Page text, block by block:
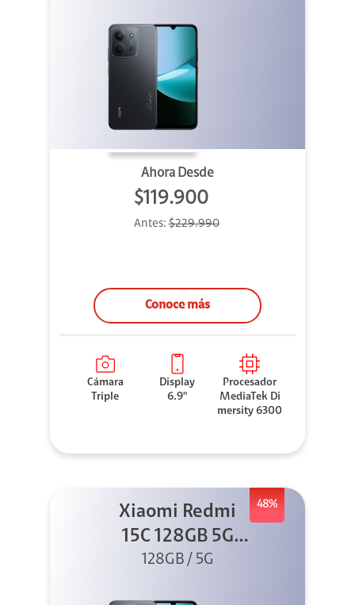
Ahora Desde
$119.900
Antes:$229.990
Conoce más
Cámara
Triple
Display
6.9"
Procesador
MediaTek Di
mersity 6300
48%
Xiaomi Redmi
15C 128GB 5G
Negro
128GB / 5G